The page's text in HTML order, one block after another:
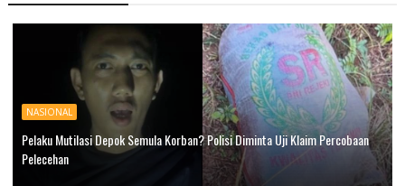
NASIONAL
Pelaku Mutilasi Depok Semula Korban? Polisi Diminta Uji Klaim Percobaan
Pelecehan